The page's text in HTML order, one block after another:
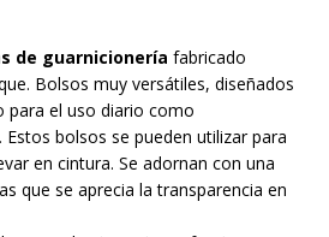
de guarnicionería fabricado
Bolsos muy versátiles, diseñados
para el uso diario como
bolsos se pueden utilizar para
en cintura. Se adornan con una
que se aprecia la transparencia en